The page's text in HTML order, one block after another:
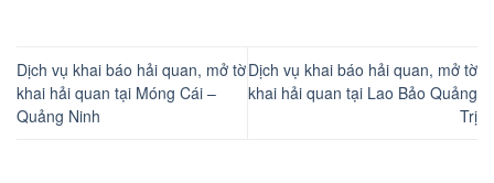
Dịch vụ khai báo hải quan, mở tờ
khai hải quan tại Móng Cái –
Quảng Ninh
Dịch vụ khai báo hải quan, mở tờ
khai hải quan tại Lao Bảo Quảng
Trị